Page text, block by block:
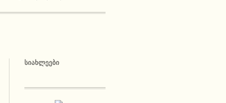
ᲡᲘᲐᲮᲚᲔᲔᲑᲘ